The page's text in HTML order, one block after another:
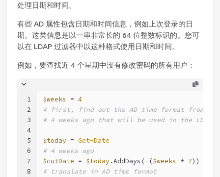
处理日期和时间。
有些 AD 属性包含日期和时间信息，例如上次登录的日
期。这类信息是以一串非常长的 64 位整数标识的。您可
以在 LDAP 过滤器中以这种格式使用日期和时间。
例如，要查找近 4 个星期中没有修改密码的所有用户：
1
2
3
4
5
6
7
8
$weeks = 4
# first, find out the AD time format from
# 4 weeks ago that will be used in the
$today = Get-Date
# 4 weeks ago
$cutDate = $today .AddDays(-($weeks * 7))
# translate in AD time format